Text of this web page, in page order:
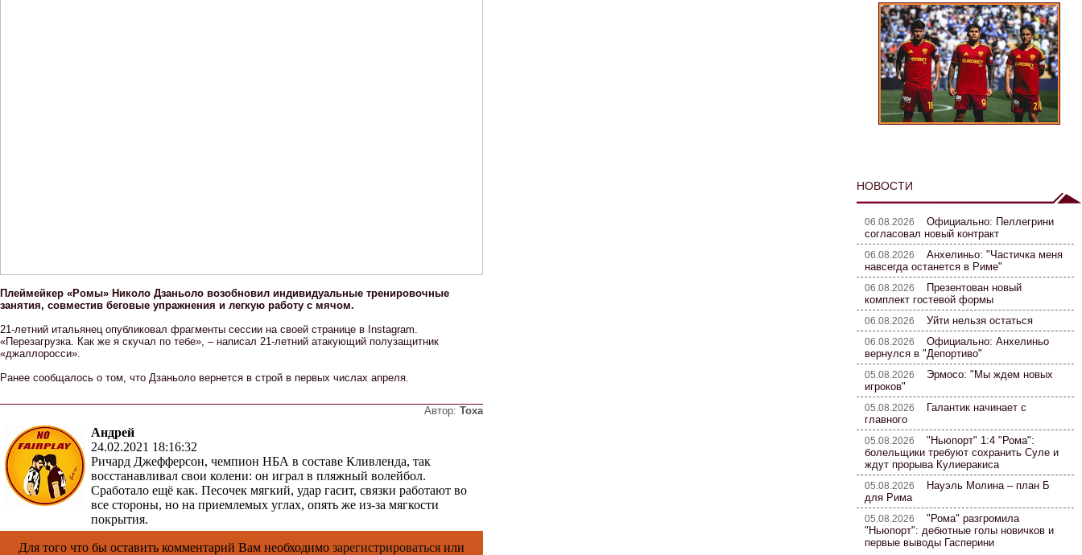
Плеймейкер «Ромы» Николо Дзаньоло возобновил индивидуальные тренировочные
занятия, совместив беговые упражнения и легкую работу с мячом.
21-летний итальянец опубликовал фрагменты сессии на своей странице в Instagram.
«Перезагрузка. Как же я скучал по тебе», – написал 21-летний атакующий полузащитник
«джаллоросси».
Ранее сообщалось о том, что Дзаньоло вернется в строй в первых числах апреля.
Автор: Тоха
Андрей
24.02.2021 18:16:32
Ричард Джефферсон, чемпион НБА в составе Кливленда, так
восстанавливал свои колени: он играл в пляжный волейбол.
Сработало ещё как. Песочек мягкий, удар гасит, связки работают во
все стороны, но на приемлемых углах, опять же из-за мягкости
покрытия.
Для того что бы оставить комментарий Вам необходимо зарегистрироваться или
НОВОСТИ
06.08.2026 Официально: Пеллегрини
согласовал новый контракт
06.08.2026 Анхелиньо: "Частичка меня
навсегда останется в Риме"
06.08.2026
Презентован новый
комплект гостевой формы
06.08.2026 Уйти нельзя остаться
06.08.2026 Официально: Анхелиньо
вернулся в "Депортиво"
05.08.2026 Эрмосо: "Мы ждем новых
игроков"
05.08.2026
Галантик начинает с
главного
05.08.2026 "Ньюпорт" 1:4 "Рома":
болельщики требуют сохранить Суле и
ждут прорыва Кулиеракиса
05.08.2026
Науэль Молина – план Б
для Рима
05.08.2026 "Рома" разгромила
"Ньюпорт": дебютные голы новичков и
первые выводы Гасперини